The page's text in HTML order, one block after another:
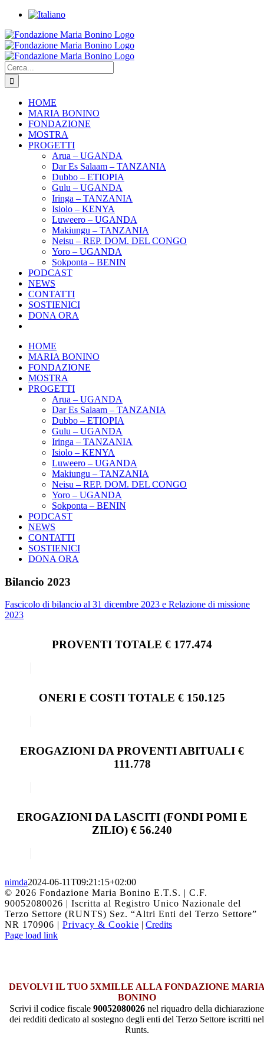
Salta
contenuto
Facebook
Instagram
YouTube
Twitter
Cerca
per:
HOME
MARIA BONINO
FONDAZIONE
MOSTRA
PROGETTI
Arua – UGANDA
Dar Es Salaam – TANZANIA
Dubbo – ETIOPIA
Gulu – UGANDA
Iringa – TANZANIA
Isiolo – KENYA
Luweero – UGANDA
Makiungu – TANZANIA
Neisu – REP. DOM. DEL CONGO
Yoro – UGANDA
Sokponta – BENIN
PODCAST
NEWS
CONTATTI
SOSTIENICI
DONA ORA
HOME
MARIA BONINO
FONDAZIONE
MOSTRA
PROGETTI
Arua – UGANDA
Dar Es Salaam – TANZANIA
Dubbo – ETIOPIA
Gulu – UGANDA
Iringa – TANZANIA
Isiolo – KENYA
Luweero – UGANDA
Makiungu – TANZANIA
Neisu – REP. DOM. DEL CONGO
Yoro – UGANDA
Sokponta – BENIN
PODCAST
NEWS
CONTATTI
SOSTIENICI
DONA ORA
Bilancio 2023
Fascicolo di bilancio al 31 dicembre 2023 e Relazione di missione
2023
PROVENTI TOTALE € 177.474
ONERI E COSTI TOTALE € 150.125
EROGAZIONI DA PROVENTI ABITUALI €
111.778
EROGAZIONI DA LASCITI (FONDI POMI E
ZILIO) € 56.240
nimda2024-06-11T09:21:15+02:00
© 2026 Fondazione Maria Bonino E.T.S. | C.F.
90052080026 | Iscritta al Registro Unico Nazionale del
Terzo Settore (RUNTS) Sez. “Altri Enti del Terzo Settore”
NR 170906 | Privacy & Cookie | Credits
Facebook
Instagram
YouTube
Twitter
Page load link
DEVOLVI IL TUO 5XMILLE ALLA FONDAZIONE
BONINO
Scrivi il codice fiscale 90052080026 nel riquadro della dichiarazione
dei redditi dedicato al sostegno degli enti del Terzo Settore iscritti nel
Runts.